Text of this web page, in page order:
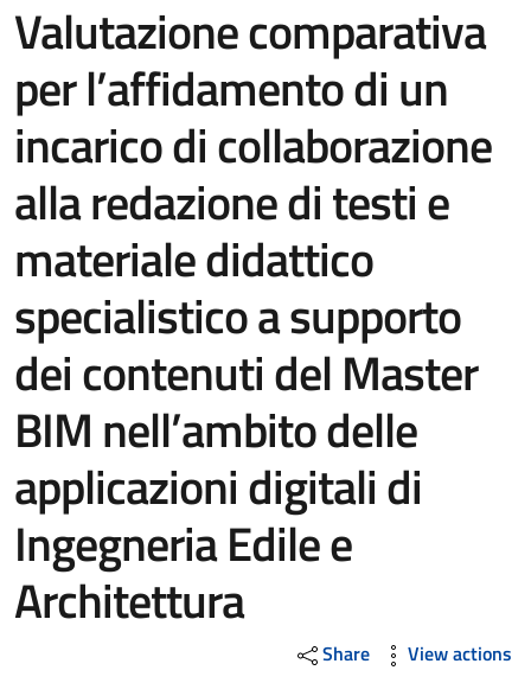
Valutazione comparativa
per l’affidamento di un
incarico di collaborazione
alla redazione di testi e
materiale didattico
specialistico a supporto
dei contenuti del Master
BIM nell’ambito delle
applicazioni digitali di
Ingegneria Edile e
Architettura
Share View actions